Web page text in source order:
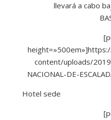
llevará a cabo
content/uploads/
NACIONAL-DE-
Hotel sede